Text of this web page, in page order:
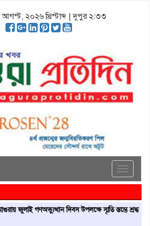
২০২৬ খ্রিস্টাব্দ | দুপুর ২:৩৩
Toggle
গণঅভ্যুত্থান দিবস উপলক্ষে স্মৃতি স্তম্ভে শ্রদ্ধা নিবেদন